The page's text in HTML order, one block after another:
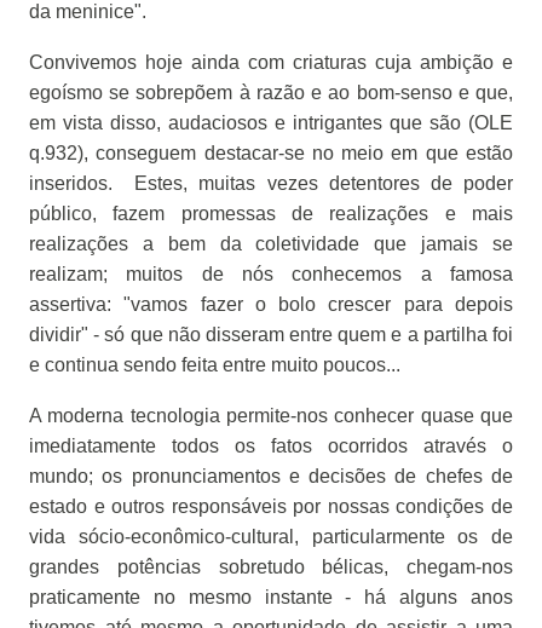
da meninice".
Convivemos hoje ainda com criaturas cuja ambição e
egoísmo se sobrepõem à razão e ao bom-senso e que,
em vista disso, audaciosos e intrigantes que são (OLE
q.932), conseguem destacar-se no meio em que estão
inseridos.
Estes, muitas vezes detentores de poder
público, fazem promessas de realizações e mais
realizações a bem da coletividade que jamais se
realizam; muitos de nós conhecemos a famosa
assertiva: "vamos fazer o bolo crescer para depois
dividir" - só que não disseram entre quem e a partilha foi
e continua sendo feita entre muito poucos...
A moderna tecnologia permite-nos conhecer quase que
imediatamente todos os fatos ocorridos através o
mundo; os pronunciamentos e decisões de chefes de
estado e outros responsáveis por nossas condições de
vida sócio-econômico-cultural, particularmente os de
grandes potências sobretudo bélicas, chegam-nos
praticamente no mesmo instante - há alguns anos